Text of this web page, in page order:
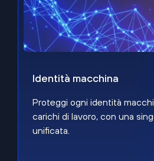
Identità macchina
Proteggi ogni identità
carichi di lavoro, con una
unificata.